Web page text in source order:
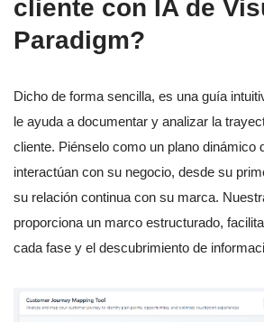
cliente con IA de
Paradigm?
Dicho de forma sencilla, es una guía
le ayuda a documentar y analizar la
cliente. Piénselo como un plano dinámico
interactúan con su negocio, desde su
su relación continua con su marca.
proporciona un marco estructurado,
cada fase y el descubrimiento de